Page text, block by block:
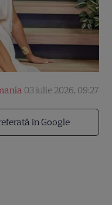
în Google
03 iulie 2026, 09:27